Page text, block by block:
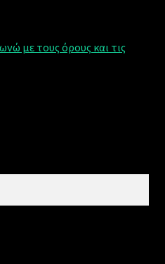
με τους όρους και τις